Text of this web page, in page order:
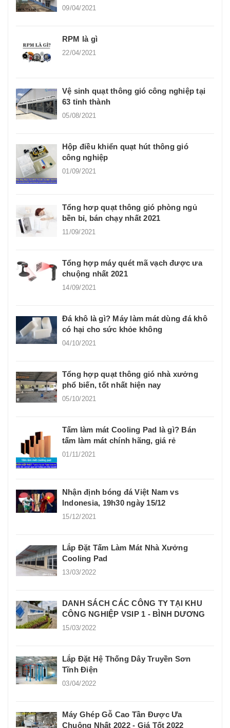
09/04/2021
RPM là gì
22/04/2021
Vệ sinh quạt thông gió công nghiệp tại
63 tỉnh thành
05/08/2021
Hộp điều khiển quạt hút thông gió
công nghiệp
01/09/2021
Tổng hơp quạt thông gió phòng ngủ
bền bỉ, bán chạy nhất 2021
11/09/2021
Tổng hợp máy quét mã vạch được ưa
chuộng nhất 2021
14/09/2021
Đá khô là gì? Máy làm mát dùng đá khô
có hại cho sức khỏe không
04/10/2021
Tổng hợp quạt thông gió nhà xưởng
phổ biến, tốt nhất hiện nay
05/10/2021
Tấm làm mát Cooling Pad là gì? Bán
tấm làm mát chính hãng, giá rẻ
01/11/2021
Nhận định bóng đá Việt Nam vs
Indonesia, 19h30 ngày 15/12
15/12/2021
Lắp Đặt Tấm Làm Mát Nhà Xưởng
Cooling Pad
13/03/2022
DANH SÁCH CÁC CÔNG TY TẠI KHU
CÔNG NGHIỆP VSIP 1 - BÌNH DƯƠNG
15/03/2022
Lắp Đặt Hệ Thống Dây Truyền Sơn
Tĩnh Điện
03/04/2022
Máy Ghép Gỗ Cao Tần Được Ưa
Chuộng Nhất 2022 - Giá Tốt 2022